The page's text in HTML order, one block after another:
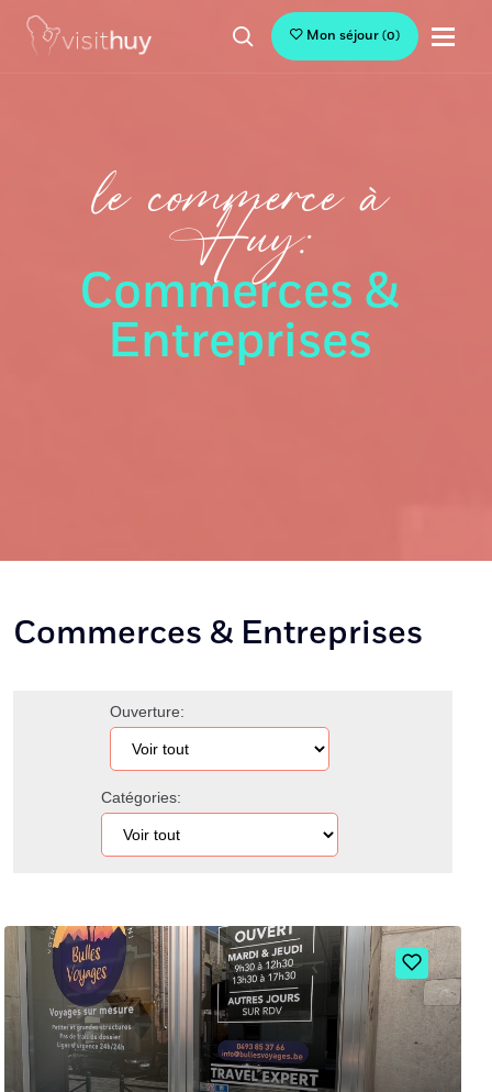
Mon séjour(0)
le commerce à
Huy:
Commerces &
Entreprises
Commerces & Entreprises
Ouverture:
Catégories: